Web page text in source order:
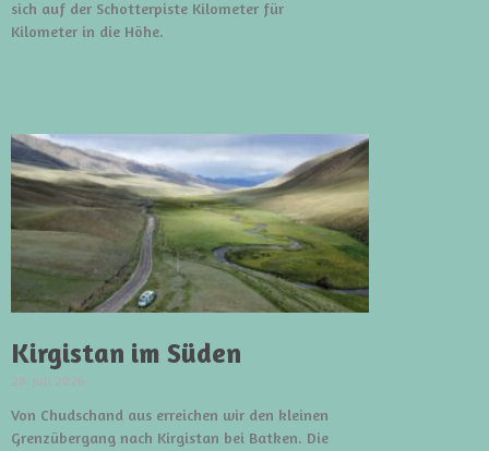
sich auf der Schotterpiste Kilometer für
Kilometer in die Höhe.
Kirgistan im Süden
28. Juli 2026
Von Chudschand aus erreichen wir den kleinen
Grenzübergang nach Kirgistan bei Batken. Die